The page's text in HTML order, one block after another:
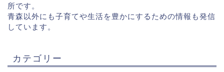
所です。
青森以外にも子育てや生活を豊かにするための情報も発信
しています。
カテゴリー